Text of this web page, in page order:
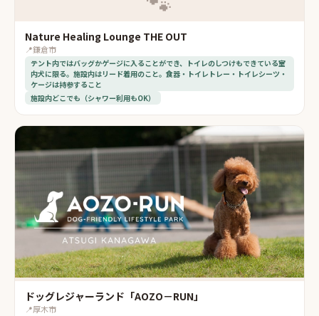
Nature Healing Lounge THE OUT
📍鎌倉市
テント内ではバッグかゲージに入ることができ、トイレのしつけもできている室
内犬に限る。施設内はリード着用のこと。食器・トイレトレー・トイレシーツ・
ケージは持参すること
施設内どこでも（シャワー利用もOK）
ドッグレジャーランド「AOZO－RUN」
📍厚木市